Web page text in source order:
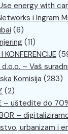
energy with
i Ingram
(6)
(11)
KONFERENCIJE
– Vaš
Komisija (283)
(2)
– uštedite do
–
urbanizam i